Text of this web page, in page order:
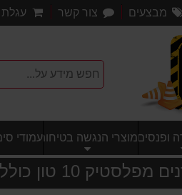
מבצעים צור קשר עגלת
ופנסיםמוצרי הנגשה בטיחותיעמודי